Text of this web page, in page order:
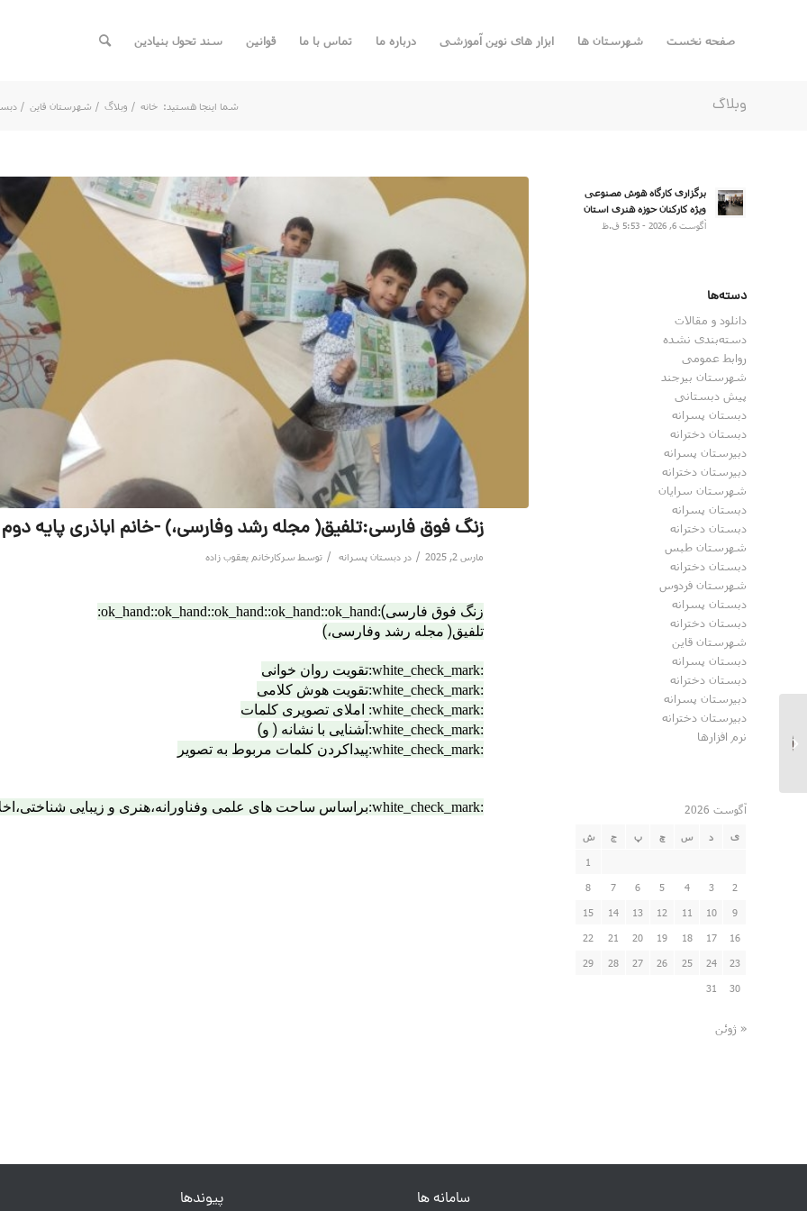
صفحه نخست شهرستان ها ابزار های نوین آموزشی درباره ما تماس با ما قوانین سند تحول بنیادین
وبلاگ شما اینجا هستید: خانه / وبلاگ / شهرستان قاین /
زنگ فوق فارسی:تلفیق( مجله رشد وفارسی،) -خانم اباذری پایه دوم
مارس 2, 2025 / در دبستان پسرانه / توسط سرکارخانم یعقوب زاده
زنگ فوق فارسی):ok_hand:
:ok_hand::ok_hand::ok_hand::ok_hand:
تلفیق( مجله رشد وفارسی،)
:white_check_mark:
تقویت روان خوانی
:white_check_mark:
تقویت هوش کلامی
:white_check_mark:
املای تصویری کلمات
:white_check_mark:
آشنایی با نشانه ( و)
:white_check_mark:
پیداکردن کلمات مربوط به تصویر
:white_check_mark: براساس ساحت های علمی وفناورانه،هنری و زیبایی
برگزاری کارگاه هوش مصنوعی
ویژه کارکنان حوزه هنری استان
آگوست 6, 2026 - 5:53 ق.ظ
دسته‌ها
دانلود و مقالات
دسته‌بندی نشده
روابط عمومی
شهرستان بیرجند
پیش دبستانی
دبستان پسرانه
دبستان دخترانه
دبیرستان پسرانه
دبیرستان دخترانه
شهرستان سرایان
دبستان پسرانه
دبستان دخترانه
شهرستان طبس
دبستان دخترانه
شهرستان فردوس
دبستان پسرانه
دبستان دخترانه
شهرستان قاین
دبستان پسرانه
دبستان دخترانه
دبیرستان پسرانه
دبیرستان دخترانه
نرم افزارها
آگوست 2026
ی د س چ پ ج ش
1
2
3
4
5
6
7
8
9
10
11
12
13
14
15
16
17
18
19
20
21
22
23
24
25
26
27
28
29
30
31
« ژوئن
سامانه ها پیوندها
شبی به یادماندنی در